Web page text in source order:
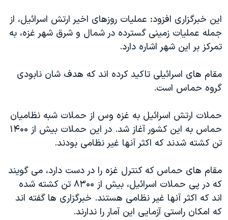
این خبرگزاری افزود: عملیات روزهای اخیر ارتش اسرائیل، از
جمله عملیات زمینی گسترده در شمال و شرق شهر غزه، به
تمرکز بر این شهر اشاره دارد.
مقام های اسرائیلی تاکید کرده اند که هدف شان نابودی
گروه حماس است.
حملات ارتش اسرائیل به غزه وس از حملات شبه نظامیان
حماس به این کشور آغاز شد. در این حملات بیش از ۱۴۰۰
تن کشته شدند که اکثر آنها غیر نظامی بودند.
مقام های حماس که کنترل غزه را در دست دارد، می گویند
که در پی حملات اسرائیل، بیش از ۸۳۰۰ تن کشته شده
اند که اکثر آنها غیر نظامی هستند. خبرگزاری ها گفته اند
که امکان راستی آزمایی این آمار را ندارند.